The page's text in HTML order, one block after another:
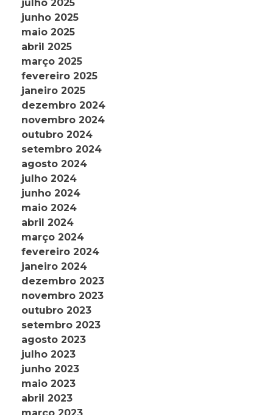
julho 2025
junho 2025
maio 2025
abril 2025
março 2025
fevereiro 2025
janeiro 2025
dezembro 2024
novembro 2024
outubro 2024
setembro 2024
agosto 2024
julho 2024
junho 2024
maio 2024
abril 2024
março 2024
fevereiro 2024
janeiro 2024
dezembro 2023
novembro 2023
outubro 2023
setembro 2023
agosto 2023
julho 2023
junho 2023
maio 2023
abril 2023